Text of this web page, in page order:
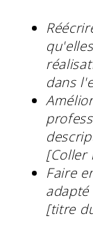
dans
[Coller
Faire
adapté
[titre